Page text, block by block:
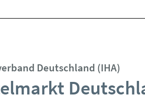
Deutschland (IHA)